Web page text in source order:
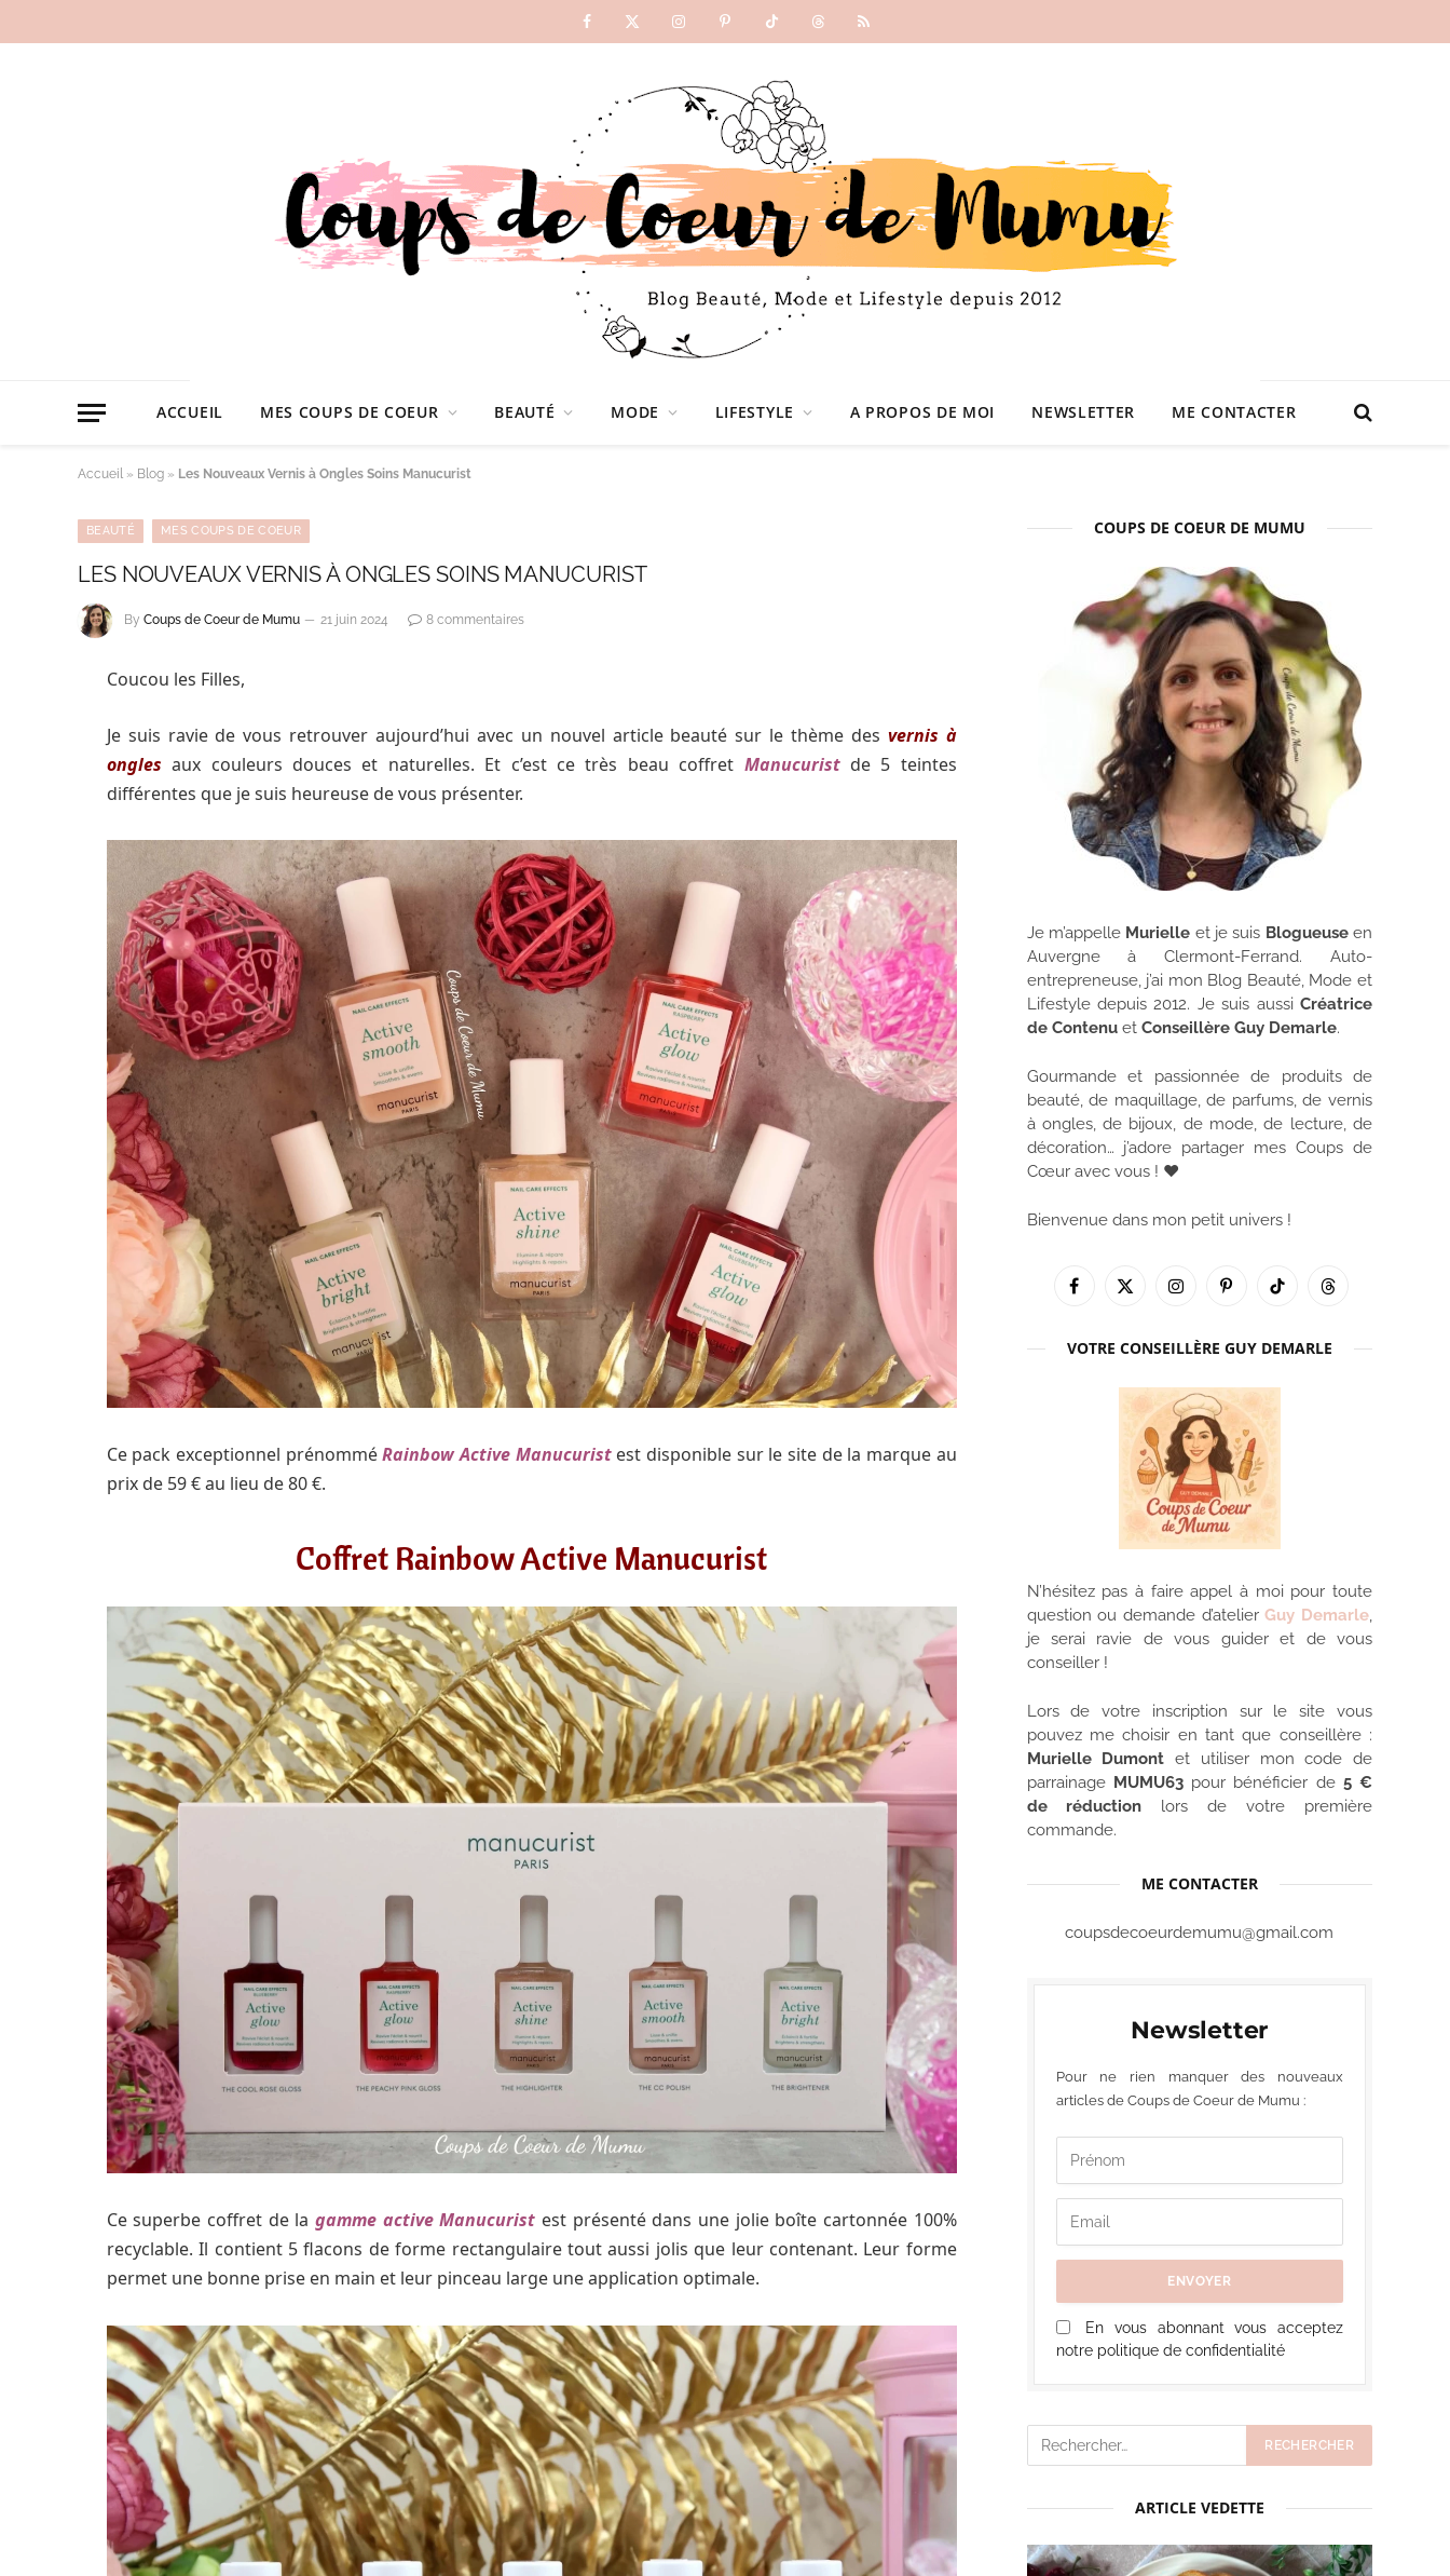
Facebook
X
InstagramPinterestTikTokThreadsRSS
ACCUEIL MES COUPS DE COEUR BEAUTÉ MODE LIFESTYLE A PROPOS DE MOI NEWSLETTER ME CONTACTER
Accueil » Blog » Les Nouveaux Vernis à Ongles Soins Manucurist
BEAUTÉ MES COUPS DE COEUR
LES NOUVEAUX VERNIS À ONGLES SOINS MANUCURIST
By Coups de Coeur de Mumu 21 juin 2024 8 commentaires
Coucou les Filles,
Je suis ravie de vous retrouver aujourd’hui avec un nouvel article beauté sur le thème des vernis à
ongles aux couleurs douces et naturelles. Et c’est ce très beau coffret Manucuristde 5 teintes
différentes que je suis heureuse de vous présenter.
Ce pack exceptionnel prénomméRainbow Active Manucuristest disponible sur le site de la marque au
prix de 59 € au lieu de 80 €.
Coffret Rainbow Active Manucurist
Ce superbe coffret de lagamme active Manucurist est présenté dans une jolie boîte cartonnée 100%
recyclable. Il contient 5 flacons de forme rectangulaire tout aussi jolis que leur contenant. Leur forme
permet une bonne prise en main et leur pinceau large une application optimale.
COUPS DE COEUR DE MUMU
Je m’appelle Murielle et je suis Blogueuseen
Auvergne à Clermont-Ferrand. Auto-
entrepreneuse, j’ai mon Blog Beauté, Mode et
Lifestyle depuis 2012. Je suis aussi Créatrice
de Contenuet Conseillère Guy Demarle.
Gourmande et passionnée de produits de
beauté, de maquillage, de parfums, de vernis
à ongles, de bijoux, de mode, de lecture, de
décoration… j’adore partager mes Coups de
Cœur avec vous ! ♥
Bienvenue dans mon petit univers !
Facebook
X
InstagramPinterestTikTok Threads
VOTRE CONSEILLÈRE GUY DEMARLE
N’hésitez pas à faire appel à moi pour toute
question ou demande d’atelierGuy Demarle,
je serai ravie de vous guider et de vous
conseiller !
Lors de votre inscription sur le site vous
pouvez me choisir en tant que conseillère :
Murielle Dumont et utiliser mon code de
parrainage MUMU63pour bénéficier de 5 €
de réduction lors de votre première
commande.
ME CONTACTER
coupsdecoeurdemumu@gmail.com
Newsletter
Pour ne rien manquer des nouveaux
articles de Coups de Coeur de Mumu :
En vous abonnant vous acceptez
notre politique de confidentialité
ARTICLE VEDETTE